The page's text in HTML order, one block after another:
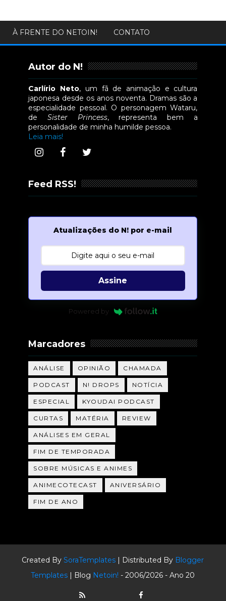
À FRENTE DO NETOIN! CONTATO
Autor do N!
Carlírio Neto, um fã de animação e cultura
japonesa desde os anos noventa. Dramas são a
especialidade pessoal. O personagem Wataru,
deSister Princess, representa bem a
personalidade de minha humilde pessoa.
Leia mais!
Feed RSS!
Atualizações do N! por e-mail
Assine
Powered by
Marcadores
ANÁLISE OPINIÃO CHAMADA
PODCAST N! DROPS NOTÍCIA
ESPECIAL KYOUDAI PODCAST
CURTAS MATÉRIA REVIEW
ANÁLISES EM GERAL
FIM DE TEMPORADA
SOBRE MÚSICAS E ANIMES
ANIMECOTECAST ANIVERSÁRIO
FIM DE ANO
Created BySoraTemplates | Distributed By Blogger
Templates | Blog Netoin! - 2006/2026 - Ano 20